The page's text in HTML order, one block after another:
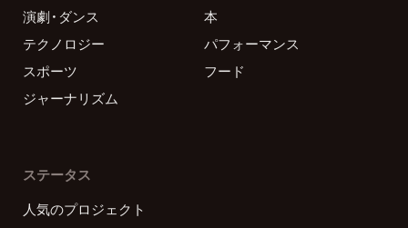
演劇・ダンス
本
テクノロジー
パフォーマンス
スポーツ
フード
ジャーナリズム
ステータス
人気のプロジェクト